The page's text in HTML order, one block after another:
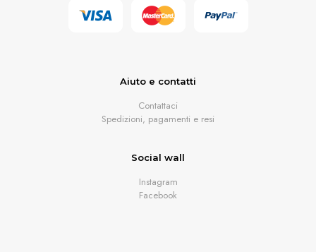
Aiuto e contatti
Contattaci
Spedizioni, pagamenti e resi
Social wall
Instagram
Facebook